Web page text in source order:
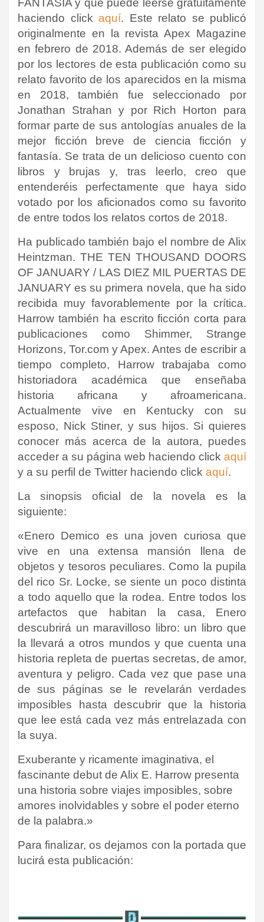
FANTASÍA y que puede leerse gratuitamente
haciendo click aquí. Este relato se publicó
originalmente en la revista Apex Magazine
en febrero de 2018. Además de ser elegido
por los lectores de esta publicación como su
relato favorito de los aparecidos en la misma
en 2018, también fue seleccionado por
Jonathan Strahan y por Rich Horton para
formar parte de sus antologías anuales de la
mejor ficción breve de ciencia ficción y
fantasía. Se trata de un delicioso cuento con
libros y brujas y, tras leerlo, creo que
entenderéis perfectamente que haya sido
votado por los aficionados como su favorito
de entre todos los relatos cortos de 2018.
Ha publicado también bajo el nombre de Alix
Heintzman. THE TEN THOUSAND DOORS
OF JANUARY / LAS DIEZ MIL PUERTAS DE
JANUARY es su primera novela, que ha sido
recibida muy favorablemente por la crítica.
Harrow también ha escrito ficción corta para
publicaciones como Shimmer, Strange
Horizons, Tor.com y Apex. Antes de escribir a
tiempo completo, Harrow trabajaba como
historiadora académica que enseñaba
historia africana y afroamericana.
Actualmente vive en Kentucky con su
esposo, Nick Stiner, y sus hijos. Si quieres
conocer más acerca de la autora, puedes
acceder a su página web haciendo click aquí
y a su perfil de Twitter haciendo click aquí.
La sinopsis oficial de la novela es la
siguiente:
«Enero Demico es una joven curiosa que
vive en una extensa mansión llena de
objetos y tesoros peculiares. Como la pupila
del rico Sr. Locke, se siente un poco distinta
a todo aquello que la rodea. Entre todos los
artefactos que habitan la casa, Enero
descubrirá un maravilloso libro: un libro que
la llevará a otros mundos y que cuenta una
historia repleta de puertas secretas, de amor,
aventura y peligro. Cada vez que pase una
de sus páginas se le revelarán verdades
imposibles hasta descubrir que la historia
que lee está cada vez más entrelazada con
la suya.
Exuberante y ricamente imaginativa, el
fascinante debut de Alix E. Harrow presenta
una historia sobre viajes imposibles, sobre
amores inolvidables y sobre el poder eterno
de la palabra.»
Para finalizar, os dejamos con la portada que
lucirá esta publicación: